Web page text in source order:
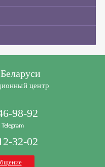
центр
98-92
32-02